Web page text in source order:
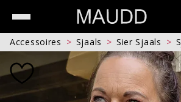
Accessoires Sjaals Sier Sjaals